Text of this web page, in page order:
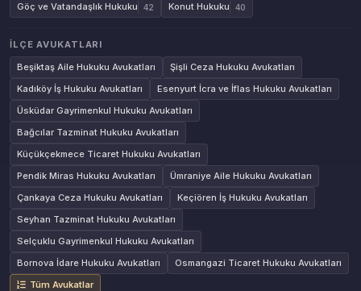
Göç ve Vatandaşlık Hukuku 42 Konut Hukuku 40
İLÇE AVUKATLARI
Beşiktaş Aile Hukuku Avukatları
Şişli Ceza Hukuku Avukatları
Kadıköy İş Hukuku Avukatları
Esenyurt İcra ve İflas Hukuku Avukatları
Üsküdar Gayrimenkul Hukuku Avukatları
Bağcılar Tazminat Hukuku Avukatları
Küçükçekmece Ticaret Hukuku Avukatları
Pendik Miras Hukuku Avukatları
Ümraniye Aile Hukuku Avukatları
Çankaya Ceza Hukuku Avukatları
Keçiören İş Hukuku Avukatları
Seyhan Tazminat Hukuku Avukatları
Selçuklu Gayrimenkul Hukuku Avukatları
Bornova İdare Hukuku Avukatları
Osmangazi Ticaret Hukuku Avukatları
Tüm Avukatlar